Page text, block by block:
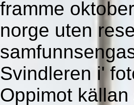
framme
norge uten
Svindleren i'
Oppimot